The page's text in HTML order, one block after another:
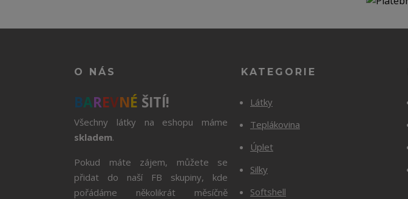
O NÁS
BAREVNÉ ŠITÍ!
Všechny látky na eshopu máme
skladem.
Pokud máte zájem, můžete se
přidat do naší FB skupiny, kde
pořádáme několikrát měsíčně
KATEGORIE
Látky
Teplákovina
Úplet
Silky
Softshell